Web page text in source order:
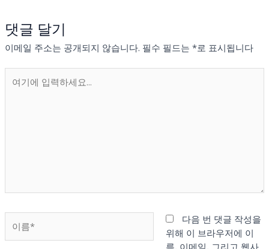
댓글 달기
이메일 주소는 공개되지 않습니다. 필수 필드는 *로 표시됩니다
다음 번 댓글 작성을
위해 이 브라우저에 이